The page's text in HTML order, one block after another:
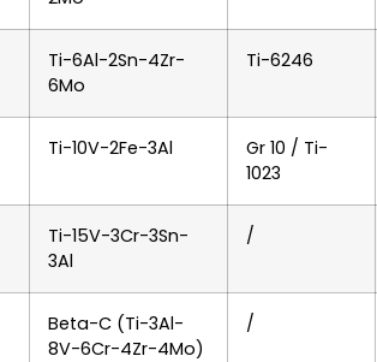
Ti-6Al-2Sn-4Zr-
6Mo
Ti-6246
Ti-10V-2Fe-3Al
Gr 10 / Ti-
1023
Ti-15V-3Cr-3Sn-
3Al
/
Beta-C (Ti-3Al-
8V-6Cr-4Zr-4Mo)
/